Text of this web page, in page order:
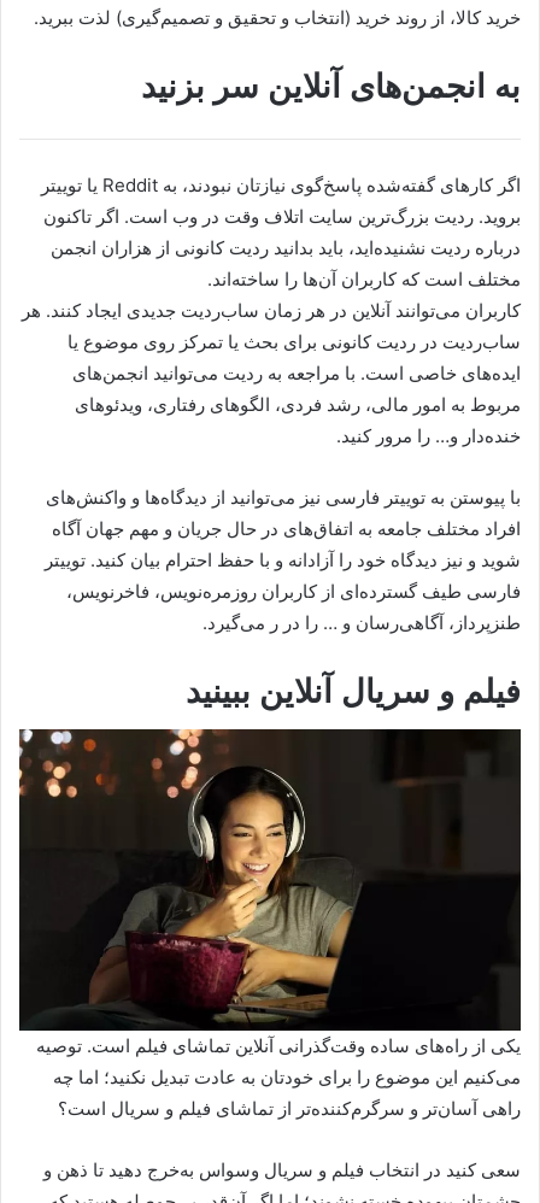
خرید کالا، از روند خرید (انتخاب و تحقیق و تصمیم‌گیری) لذت ببرید.
به انجمن‌های آنلاین سر بزنید
اگر کارهای گفته‌شده پاسخ‌گوی نیازتان نبودند، به Reddit یا توییتر
بروید. ردیت بزرگ‌ترین سایت اتلاف وقت در وب است. اگر تاکنون
درباره ردیت نشنیده‌اید، باید بدانید ردیت کانونی از هزاران انجمن
مختلف است که کاربران آن‌ها را ساخته‌اند.
کاربران می‌توانند آنلاین در هر زمان ساب‌ردیت جدیدی ایجاد کنند. هر
ساب‌ردیت در ردیت کانونی برای بحث یا تمرکز روی موضوع یا
ایده‌های خاصی است. با مراجعه به ردیت می‌توانید انجمن‌های
مربوط به امور مالی، رشد فردی، الگوهای رفتاری، ویدئوهای
خنده‌دار و… را مرور کنید.
با پیوستن به توییتر فارسی نیز می‌توانید از دیدگاه‌ها و واکنش‌های
افراد مختلف جامعه به اتفاق‌های در حال جریان و مهم جهان آگاه
شوید و نیز دیدگاه خود را آزادانه و با حفظ احترام بیان کنید. توییتر
فارسی طیف گسترده‌ای از کاربران روزمره‌نویس، فاخرنویس،
طنزپرداز، آگاهی‌رسان و … را در ‌ر می‌گیرد.
فیلم و سریال آنلاین ببینید
یکی از راه‌های ساده وقت‌گذرانی آنلاین تماشای فیلم است. توصیه
می‌کنیم این موضوع را برای خودتان به عادت تبدیل نکنید؛ اما چه
راهی آسان‌تر و سرگرم‌کننده‌تر از تماشای فیلم و سریال است؟
سعی کنید در انتخاب فیلم و سریال وسواس به‌خرج دهید تا ذهن و